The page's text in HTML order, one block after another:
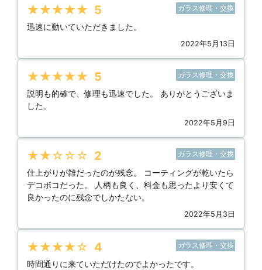
★★★★★ 5 ガラス修理・交換
迅速に動いていただきました。
2022年5月13日
★★★★★ 5 ガラス修理・交換
説明も的確で、修理も迅速でした。 ありがとうございま
した。
2022年5月9日
★★★★★ 2 ガラス修理・交換
仕上がりが雑だったのが残念。 コーティングが乾いたら
デコボコだった。 人柄も良く、料金も思ったより安くて
良かったのに残念でしかたない。
2022年5月3日
★★★★★ 4 ガラス修理・交換
時間通りに来ていただけたのでよかったです。